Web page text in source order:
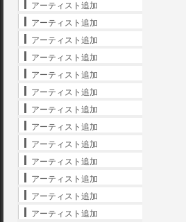
アーティスト追加
アーティスト追加
アーティスト追加
アーティスト追加
アーティスト追加
アーティスト追加
アーティスト追加
アーティスト追加
アーティスト追加
アーティスト追加
アーティスト追加
アーティスト追加
アーティスト追加